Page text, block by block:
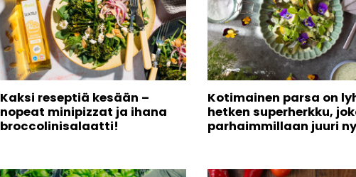
Kaksi reseptiä kesään –
nopeat minipizzat ja ihana
broccolinisalaatti!
Kotimainen parsa on
hetken superherkku,
parhaimmillaan juuri